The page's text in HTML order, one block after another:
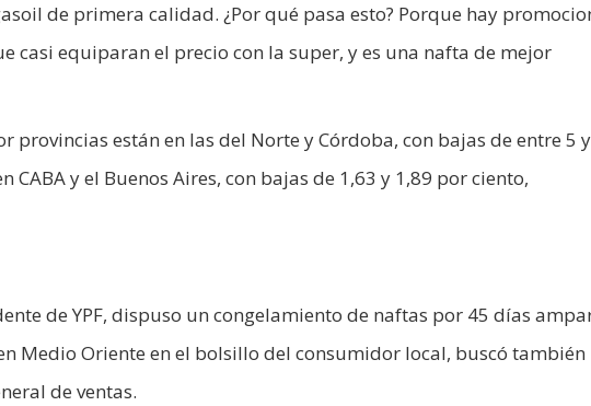
de primera calidad. ¿Por qué pasa esto? Porque hay
casi equiparan el precio con la super, y es una nafta de mejor
provincias están en las del Norte y Córdoba, con bajas de entre 5
CABA y el Buenos Aires, con bajas de 1,63 y 1,89 por ciento,
de YPF, dispuso un congelamiento de naftas por 45 días
Medio Oriente en el bolsillo del consumidor local, buscó
de ventas.